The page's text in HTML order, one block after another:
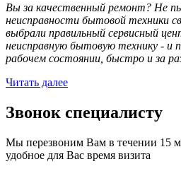
Вы за качественный ремонт? Не
неисправности бытовой техники
выбрали правильный сервисный
неисправную бытовую технику - и
рабочем состоянии, быстро и за
Читать далее
Звонок специалисту
Мы перезвоним Вам в течении 15
удобное для Вас время визита